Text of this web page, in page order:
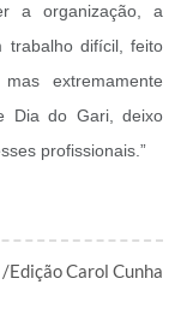
a organização, a
trabalho difícil, feito
extremamente
Dia do Gari, deixo
profissionais.”
Carol Cunha